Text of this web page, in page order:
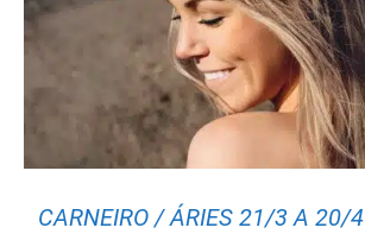
CARNEIRO / ÁRIES 21/3 A 20/4